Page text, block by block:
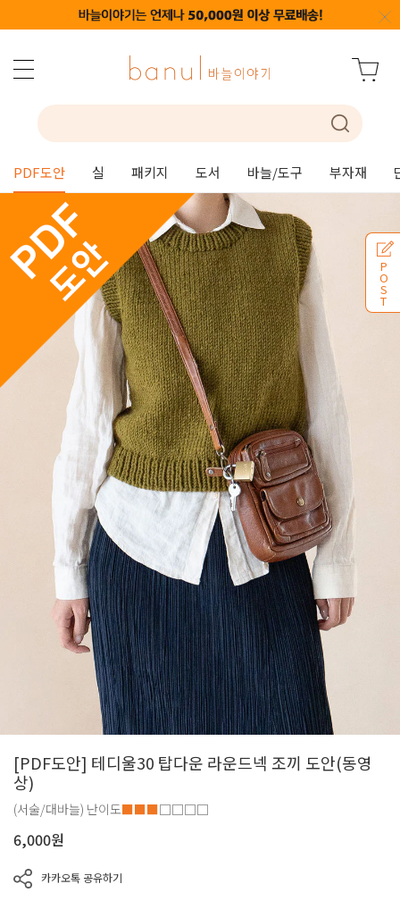
PDF도안 실 패키지 도서 바늘/도구 부자재
P
O
S
T
[PDF도안] 테디울30 탑다운 라운드넥 조끼 도안(동영
상)
(서술/대바늘) 난이도■■■□□□□
6,000원
카카오톡 공유하기